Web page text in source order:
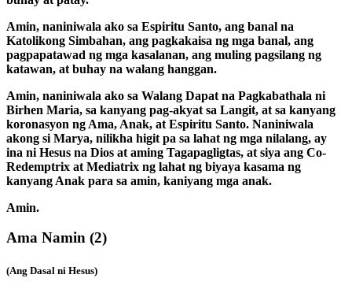
Amin, naniniwala ako sa Espiritu Santo, ang banal na
Katolikong Simbahan, ang pagkakaisa ng mga banal, ang
pagpapatawad ng mga kasalanan, ang muling pagsilang ng
katawan, at buhay na walang hanggan.
Amin, naniniwala ako sa Walang Dapat na Pagkabathala ni
Birhen Maria, sa kanyang pag-akyat sa Langit, at sa kanyang
koronasyon ng Ama, Anak, at Espiritu Santo. Naniniwala
akong si Marya, nilikha higit pa sa lahat ng mga nilalang, ay
ina ni Hesus na Dios at aming Tagapagligtas, at siya ang Co-
Redemptrix at Mediatrix ng lahat ng biyaya kasama ng
kanyang Anak para sa amin, kaniyang mga anak.
Amin.
Ama Namin (2)
(Ang Dasal ni Hesus)